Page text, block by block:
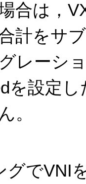
合は，
計をサ
レーシ
を設定
。
グでVNI